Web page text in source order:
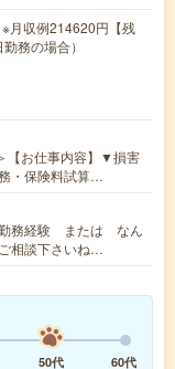
収例214620円【残
務の場合）
【お仕事内容】▼損害
・保険料試算…
勤務経験 または なん
相談下さいね…
50代
60代